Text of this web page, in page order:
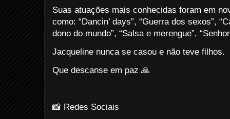
Suas atuações mais conhecidas foram em
como: “Dancin’ days”, “Guerra dos sexos”,
dono do mundo”, “Salsa e merengue”,
Jacqueline nunca se casou e não teve filhos.
Que descanse em paz 🙏
📸 Redes Sociais